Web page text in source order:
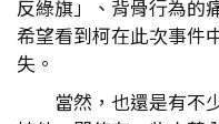
反綠旗」、背骨行為的
希望看到柯在此次事件
失。
當然，也還是有不